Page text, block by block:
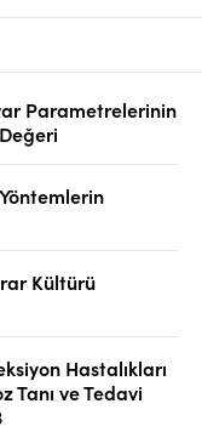
Parametrelerinin
Kültürü
Hastalıkları
Tanı ve Tedavi